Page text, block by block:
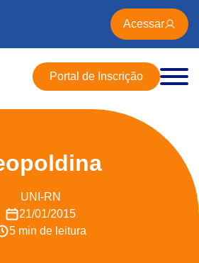
Acessar
Portal de Inscrição
UNI-RN
21/01/2015
5 min de leitura